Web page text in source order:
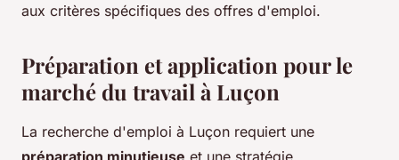
aux critères spécifiques des offres d'emploi.
Préparation et application pour le
marché du travail à Luçon
La recherche d'emploi à Luçon requiert une
préparation minutieuse et une stratégie